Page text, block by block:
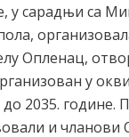
у сарадњи са
Опленац,
у
2035.
и